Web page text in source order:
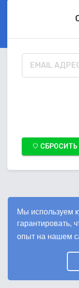
Мы используем
гарантировать,
опыт на нашем
СБРОСИТЬ